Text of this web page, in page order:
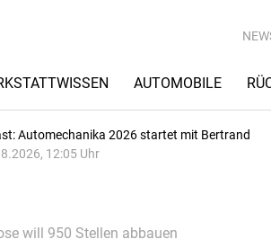
AUTOMOBILE
Automechanika 2026 startet mit Bertrand
12:05 Uhr
will 950 Stellen abbauen